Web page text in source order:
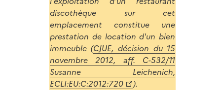
discothèque sur cet
emplacement constitue une
prestation de location d'un bien
immeuble (CJUE, décision du 15
novembre 2012, aff. C-532/11
Susanne Leichenich,
ECLI:EU:C:2012:720
).